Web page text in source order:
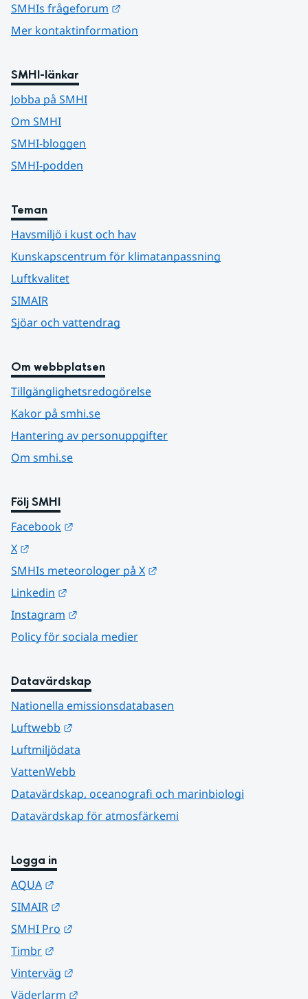
SMHIs frågeforum
Mer kontaktinformation
SMHI-länkar
Jobba på SMHI
Om SMHI
SMHI-bloggen
SMHI-podden
Teman
Havsmiljö i kust och hav
Kunskapscentrum för klimatanpassning
Luftkvalitet
SIMAIR
Sjöar och vattendrag
Om webbplatsen
Tillgänglighetsredogörelse
Kakor på smhi.se
Hantering av personuppgifter
Om smhi.se
Följ SMHI
Facebook
X
SMHIs meteorologer på X
Linkedin
Instagram
Policy för sociala medier
Datavärdskap
Nationella emissionsdatabasen
Luftwebb
Luftmiljödata
VattenWebb
Datavärdskap, oceanografi och marinbiologi
Datavärdskap för atmosfärkemi
Logga in
AQUA
SIMAIR
SMHI Pro
Timbr
Vinterväg
Väderlarm